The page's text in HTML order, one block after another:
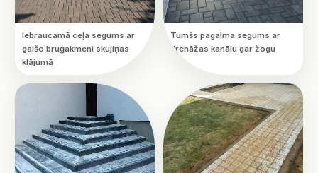
Iebraucamā ceļa segums ar
gaišo bruģakmeni skujiņas
klājumā
Tumšs pagalma segums ar
drenāžas kanālu gar žogu